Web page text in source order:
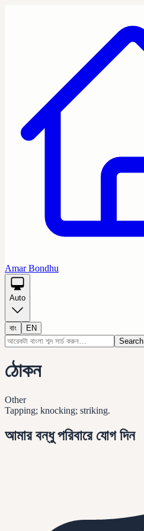
Amar Bondhu
Auto
বাং
EN
Search
ঠোকন
Other
Tapping; knocking; striking.
আমার বন্ধু পরিবারে যোগ দিন